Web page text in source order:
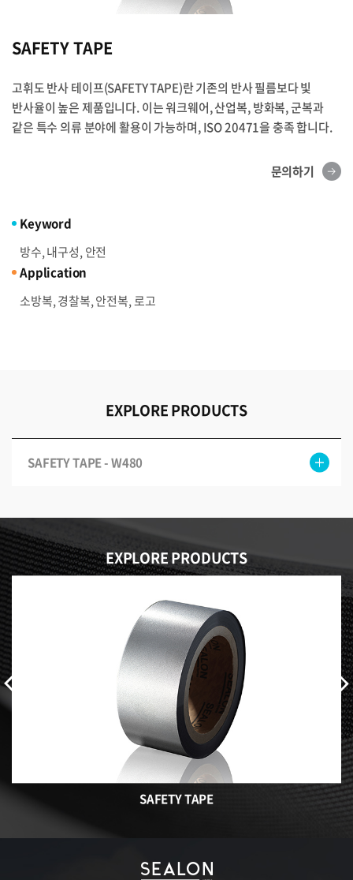
SAFETY TAPE
고휘도 반사 테이프(SAFETY TAPE)란 기존의 반사 필름보다 빛
반사율이 높은 제품입니다. 이는 워크웨어, 산업복, 방화복, 군복과
같은 특수 의류 분야에 활용이 가능하며, ISO 20471을 충족 합니다.
문의하기
Keyword
방수, 내구성, 안전
Application
소방복, 경찰복, 안전복, 로고
EXPLORE PRODUCTS
SAFETY TAPE - W480
EXPLORE PRODUCTS
SAFETY TAPE